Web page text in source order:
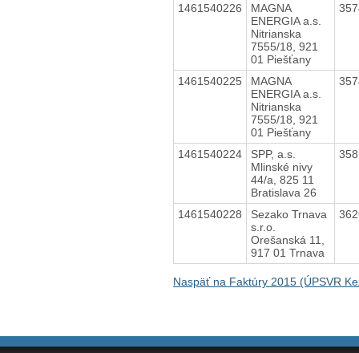
1461540226
MAGNA
ENERGIA a.s.
Nitrianska
7555/18, 921
01 Piešťany
1461540225
MAGNA
ENERGIA a.s.
Nitrianska
7555/18, 921
01 Piešťany
1461540224
SPP, a.s.
Mlinské nivy
44/a, 825 11
Bratislava 26
1461540228
Sezako Trnava
s.r.o.
Orešanská 11,
917 01 Trnava
Naspäť na Faktúry 2015 (ÚPSVR